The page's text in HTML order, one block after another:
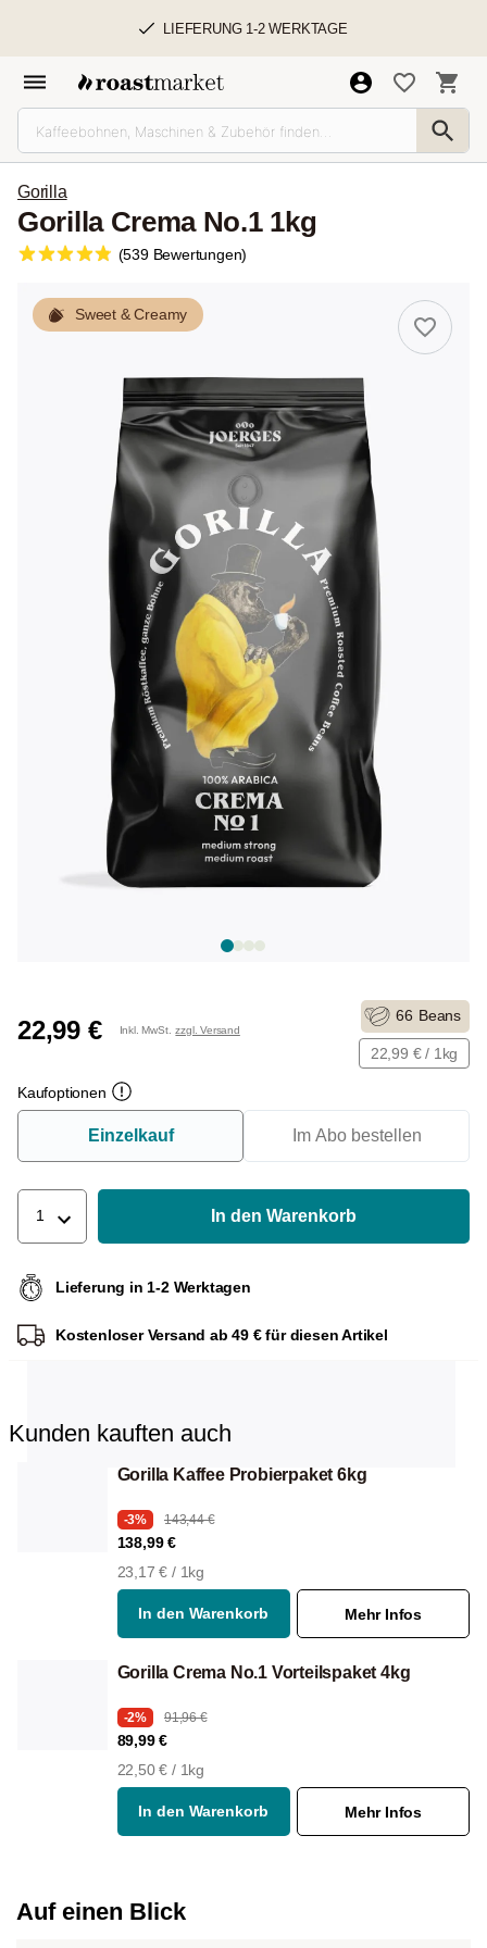
LIEFERUNG 1-2 WERKTAGE
Gorilla
Gorilla Crema No.1 1kg
(539 Bewertungen)
Sweet & Creamy
22,99 € Inkl. MwSt. zzgl. Versand
66 Beans
22,99 € / 1kg
Kaufoptionen
Einzelkauf Im Abo bestellen
1 In den Warenkorb
Lieferung in 1-2 Werktagen
Kostenloser Versand ab 49 € für diesen Artikel
Kunden kauften auch
Gorilla Kaffee Probierpaket 6kg
-3% 143,44 €
138,99 €
23,17 € / 1kg
In den Warenkorb Mehr Infos
Gorilla Crema No.1 Vorteilspaket 4kg
-2% 91,96 €
89,99 €
22,50 € / 1kg
In den Warenkorb Mehr Infos
Auf einen Blick